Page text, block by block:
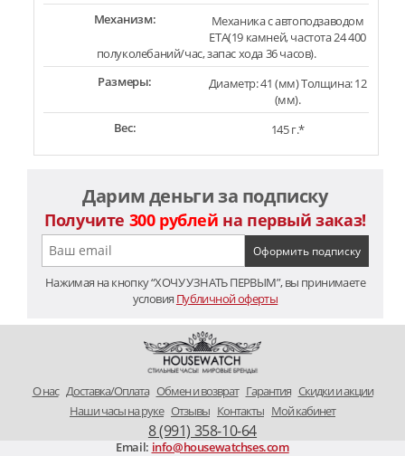
Механизм:
Механика с автоподзаводом
ETA(19 камней, частота 24 400
полуколебаний/час, запас хода 36 часов).
Размеры:
Диаметр: 41 (мм) Толщина: 12
(мм).
Вес:
145 г.*
Дарим деньги за подписку
Получите 300 рублей на первый заказ!
Нажимая на кнопку “ХОЧУ УЗНАТЬ ПЕРВЫМ”, вы принимаете
условия Публичной оферты
O нас Доставка/Оплата Обмен и возврат Гарантия Скидки и акции
Наши часы на руке Отзывы Контакты Мой кабинет
8 (991) 358-10-64
Email: info@housewatchses.com